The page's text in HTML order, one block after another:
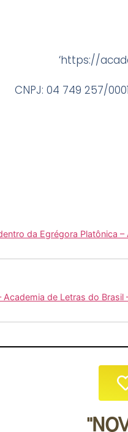
‘https://
CNPJ: 04 749 257/
da Egrégora Platônica
Academia de Letras do Brasil